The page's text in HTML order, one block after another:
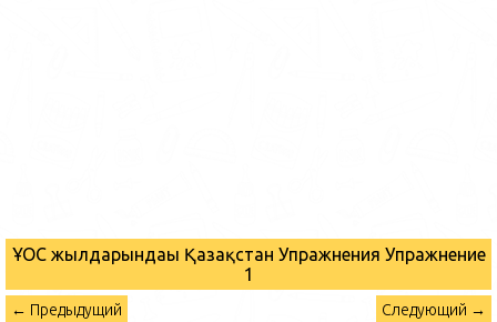
ҰОС жылдарындағы Қазақстан Упражнения Упражнение
1
← Предыдущий Следующий →